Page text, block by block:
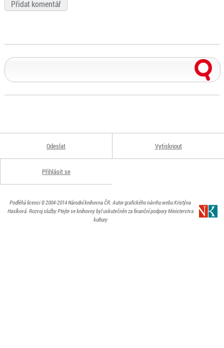
Odeslat Vytisknout
Přihlásit se
Podléhá licenci© 2004-2014Národní knihovna ČR. Autor grafického návrhu webu Kristýna
Hasíková. Rozvoj služby Ptejte se knihovny byl uskutečněn za finanční podpory Ministerstva
kultury